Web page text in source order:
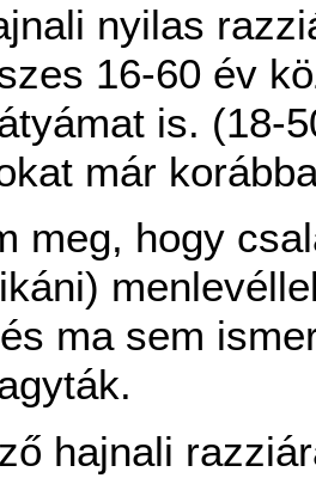
nyilas
16-60 év
is. (18-
már
meg, hogy
ma sem
hajnali